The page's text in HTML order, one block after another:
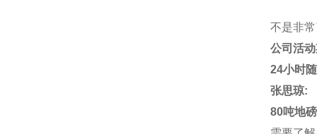
不是非
公司活
24小时
张思琼:
80吨地磅